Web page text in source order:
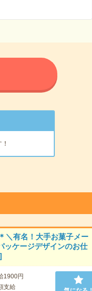
＼有名！大手お菓子メー
ッケージデザインのお仕
1900円
支給